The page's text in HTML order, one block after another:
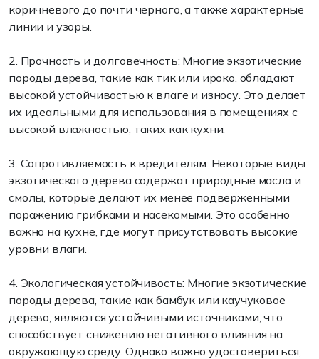
коричневого до почти черного, а также характерные
линии и узоры.
2. Прочность и долговечность: Многие экзотические
породы дерева, такие как тик или ироко, обладают
высокой устойчивостью к влаге и износу. Это делает
их идеальными для использования в помещениях с
высокой влажностью, таких как кухни.
3. Сопротивляемость к вредителям: Некоторые виды
экзотического дерева содержат природные масла и
смолы, которые делают их менее подверженными
поражению грибками и насекомыми. Это особенно
важно на кухне, где могут присутствовать высокие
уровни влаги.
4. Экологическая устойчивость: Многие экзотические
породы дерева, такие как бамбук или каучуковое
дерево, являются устойчивыми источниками, что
способствует снижению негативного влияния на
окружающую среду. Однако важно удостовериться,